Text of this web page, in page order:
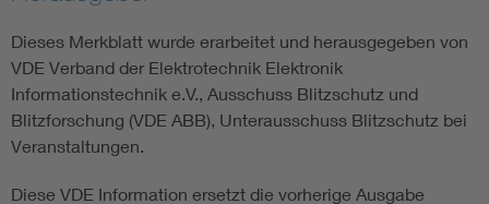
Dieses Merkblatt wurde erarbeitet und herausgegeben von
VDE Verband der Elektrotechnik Elektronik
Informationstechnik e.V., Ausschuss Blitzschutz und
Blitzforschung (VDE ABB), Unterausschuss Blitzschutz bei
Veranstaltungen.
Diese VDE Information ersetzt die vorherige Ausgabe